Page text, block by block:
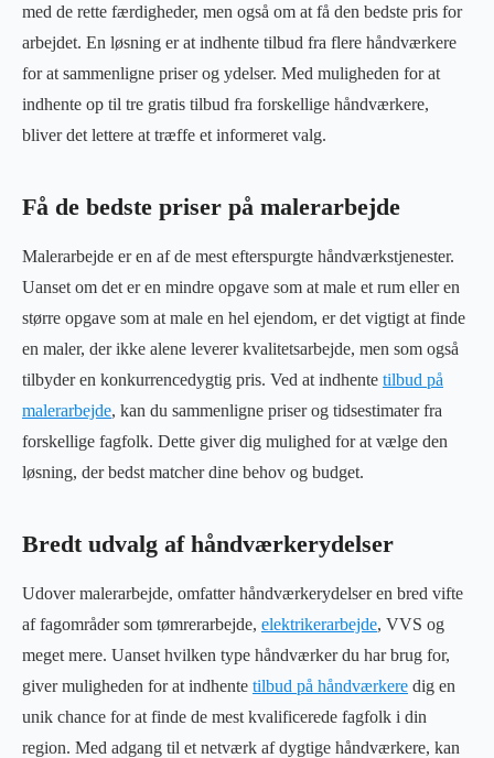
med de rette færdigheder, men også om at få den bedste pris for
arbejdet. En løsning er at indhente tilbud fra flere håndværkere
for at sammenligne priser og ydelser. Med muligheden for at
indhente op til tre gratis tilbud fra forskellige håndværkere,
bliver det lettere at træffe et informeret valg.
Få de bedste priser på malerarbejde
Malerarbejde er en af de mest efterspurgte håndværkstjenester.
Uanset om det er en mindre opgave som at male et rum eller en
større opgave som at male en hel ejendom, er det vigtigt at finde
en maler, der ikke alene leverer kvalitetsarbejde, men som også
tilbyder en konkurrencedygtig pris. Ved at indhente tilbud på
malerarbejde, kan du sammenligne priser og tidsestimater fra
forskellige fagfolk. Dette giver dig mulighed for at vælge den
løsning, der bedst matcher dine behov og budget.
Bredt udvalg af håndværkerydelser
Udover malerarbejde, omfatter håndværkerydelser en bred vifte
af fagområder som tømrerarbejde, elektrikerarbejde, VVS og
meget mere. Uanset hvilken type håndværker du har brug for,
giver muligheden for at indhente tilbud på håndværkere dig en
unik chance for at finde de mest kvalificerede fagfolk i din
region. Med adgang til et netværk af dygtige håndværkere, kan